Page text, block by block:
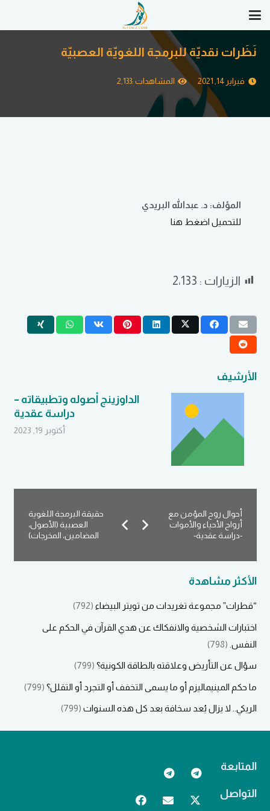
نَظَرات نقديّة للبرمجة اللغويّة العصبيّة
فبراير 14, 2021 المشاهدات :2,133
المؤلف: د. عبدالله البريدي
للتحميل اضغط هنا
الزيارات : 2٬133
الأرشيف
الداوزينج أصوله وتطبيقاته –
دراسة عقدية
أكتوبر 19, 2023
حقيقة البرمجة اللغوية
العصبية (الأصول،
المضامين، المخرجات)
أحوال روح المؤمن مع
أرواح الأحياء والأموات
-دراسة عقدية-
الأكثر مشاهدة
“قطرات” مجموعة تغريدات من تويتر البيضاء (792)
اختبارات الشخصية والانفكاك عن هدي القرآن في الحكم على
النفس. (798)
سؤال عن التأريض وعلاقته بالطاقة الكونية؟ (799)
ما حكم المينيماليزم أو ما يسمى التخفف أو التجرد أو التقلل؟ (799)
الريكي.. لا يزال يُعد سخافة بعد كل هذه السنوات (799)
المتابعة
التواصل